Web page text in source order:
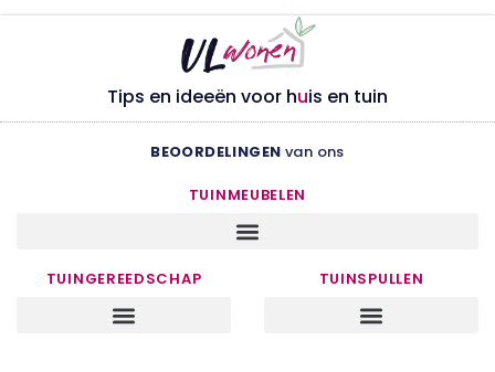
Tips en ideeën voor huis en tuin
BEOORDELINGEN van ons
TUINMEUBELEN
TUINGEREEDSCHAP TUINSPULLEN